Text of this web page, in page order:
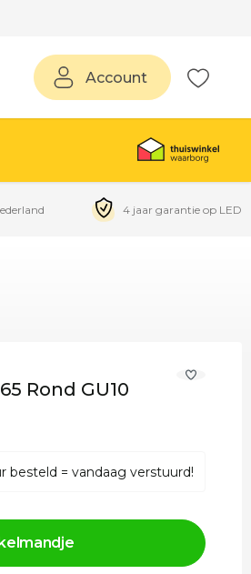
Account
4 jaar garantie op LED
Rond GU10
besteld = vandaag verstuurd!